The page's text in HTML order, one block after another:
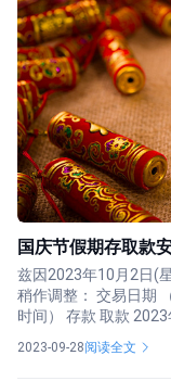
国庆节假期存取款
兹因2023年10月2日(
稍作调整： 交易日期
时间） 存款 取款 2023
2023-09-28阅读全文